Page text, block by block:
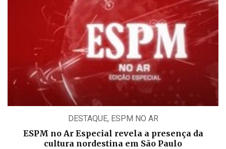
DESTAQUE, ESPM NO AR
ESPM no Ar Especial revela a presença da
cultura nordestina em São Paulo